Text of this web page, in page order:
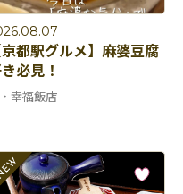
京都駅グルメ】麻婆豆腐
必見！
幸福飯店